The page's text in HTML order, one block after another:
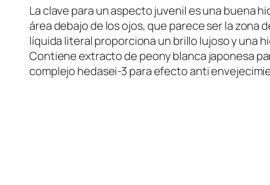
La clave para un aspecto juvenil es una buena
área debajo de los ojos, que parece ser la zona
líquida literal proporciona un brillo lujoso y una
Contiene extracto de peony blanca japonesa
complejo hedasei-3 para efecto anti